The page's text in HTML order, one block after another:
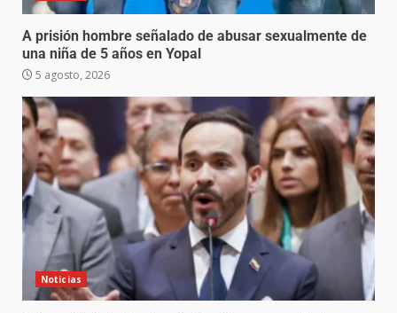
A prisión hombre señalado de abusar sexualmente de
una niña de 5 años en Yopal
5 agosto, 2026
Noticias